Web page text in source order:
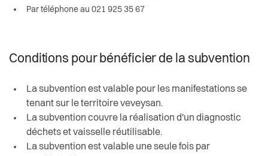
Par téléphone au 021 925 35 67
Conditions pour bénéficier de la subvention
La subvention est valable pour les manifestations se
tenant sur le territoire veveysan.
La subvention couvre la réalisation d'un diagnostic
déchets et vaisselle réutilisable.
La subvention est valable une seule fois par